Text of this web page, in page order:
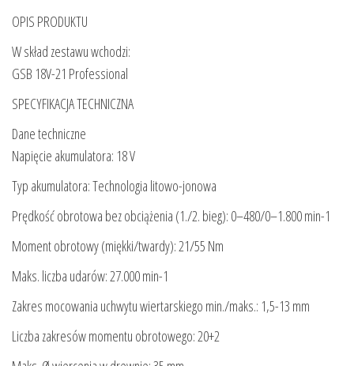
OPIS PRODUKTU
W skład zestawu wchodzi:
GSB 18V-21 Professional
SPECYFIKACJA TECHNICZNA
Dane techniczne
Napięcie akumulatora: 18 V
Typ akumulatora: Technologia litowo-jonowa
Prędkość obrotowa bez obciążenia (1./2. bieg): 0–480/0–1.800 min-1
Moment obrotowy (miękki/twardy): 21/55 Nm
Maks. liczba udarów: 27.000 min-1
Zakres mocowania uchwytu wiertarskiego min./maks.: 1,5-13 mm
Liczba zakresów momentu obrotowego: 20+2